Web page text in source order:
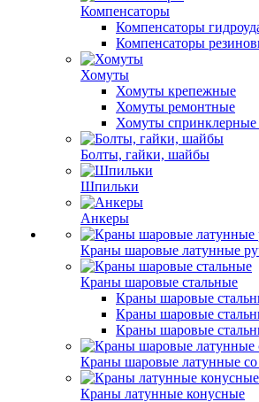
Компенсаторы
Компенсаторы
Компенсаторы
Хомуты
Хомуты крепежные
Хомуты ремонтные
Хомуты
Болты, гайки, шайбы
Шпильки
Анкеры
Краны шаровые латунные
Краны шаровые стальные
Краны шаровые
Краны шаровые
Краны шаровые
Краны шаровые латунные
Краны латунные конусные